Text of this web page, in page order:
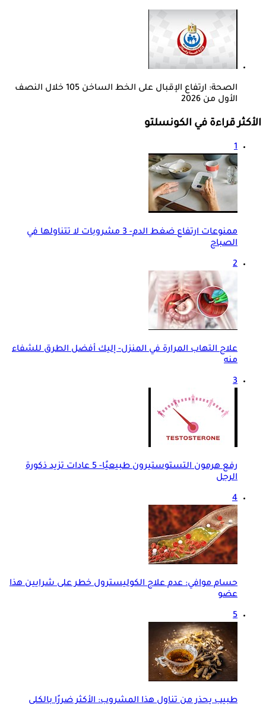
الصحة: ارتفاع الإقبال على الخط الساخن 105 خلال النصف
الأول من 2026
الأكثر قراءة في الكونسلتو
1
ممنوعات ارتفاع ضغط الدم- 3 مشروبات لا تتناولها في
الصباح
2
علاج التهاب المرارة في المنزل- إليك أفضل الطرق للشفاء
منه
3
رفع هرمون التستوستيرون طبيعيًا- 5 عادات تزيد ذكورة
الرجل
4
حسام موافي: عدم علاج الكوليسترول خطر على شرايين هذا
عضو
5
طبيب يحذر من تناول هذا المشروب: الأكثر ضررًا بالكلى